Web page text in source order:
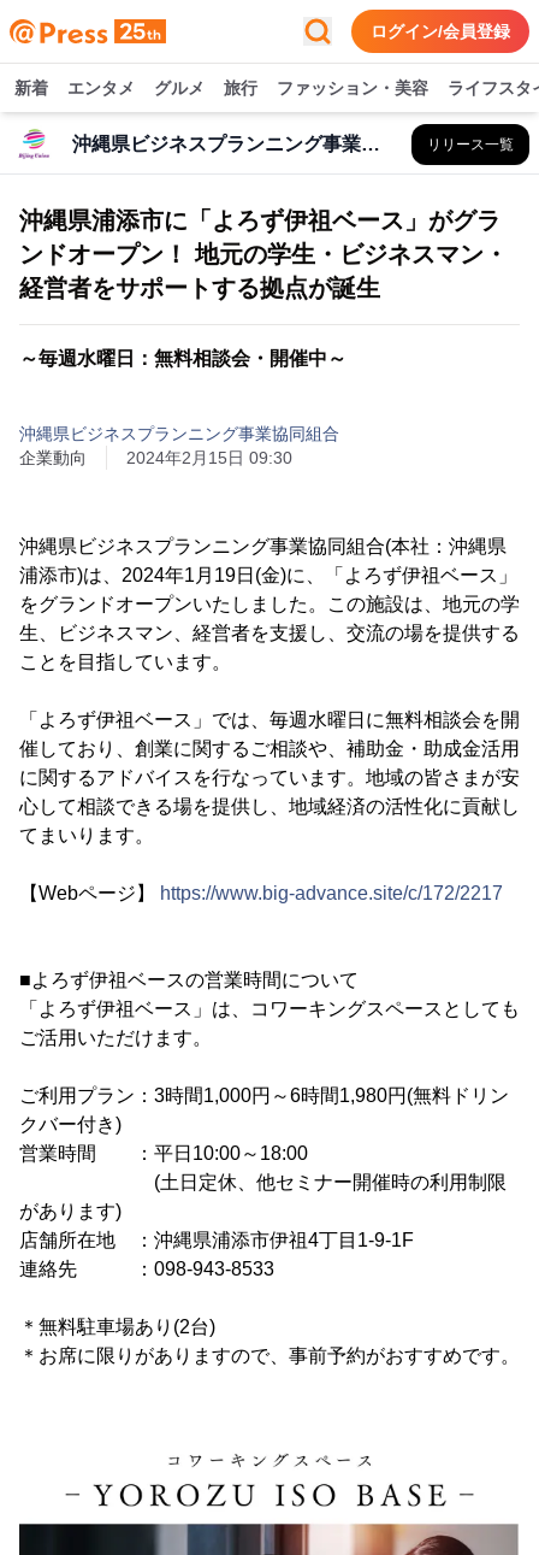
ログイン/会員登録
新着 エンタメ グルメ 旅行 ファッション・美容 ライフスタ
沖縄県ビジネスプランニング事業協同組合 リリース一覧
沖縄県浦添市に「よろず伊祖ベース」がグラ
ンドオープン！ 地元の学生・ビジネスマン・
経営者をサポートする拠点が誕生
～毎週水曜日：無料相談会・開催中～
沖縄県ビジネスプランニング事業協同組合
企業動向
2024年2月15日 09:30
沖縄県ビジネスプランニング事業協同組合(本社：沖縄県
浦添市)は、2024年1月19日(金)に、「よろず伊祖ベース」
をグランドオープンいたしました。この施設は、地元の学
生、ビジネスマン、経営者を支援し、交流の場を提供する
ことを目指しています。
「よろず伊祖ベース」では、毎週水曜日に無料相談会を開
催しており、創業に関するご相談や、補助金・助成金活用
に関するアドバイスを行なっています。地域の皆さまが安
心して相談できる場を提供し、地域経済の活性化に貢献し
てまいります。
【Webページ】 https://www.big-advance.site/c/172/2217
■よろず伊祖ベースの営業時間について
「よろず伊祖ベース」は、コワーキングスペースとしても
ご活用いただけます。
ご利用プラン：3時間1,000円～6時間1,980円(無料ドリン
クバー付き)
営業時間 ：平日10:00～18:00
(土日定休、他セミナー開催時の利用制限
があります)
店舗所在地 ：沖縄県浦添市伊祖4丁目1-9-1F
連絡先 ：098-943-8533
＊無料駐車場あり(2台)
＊お席に限りがありますので、事前予約がおすすめです。